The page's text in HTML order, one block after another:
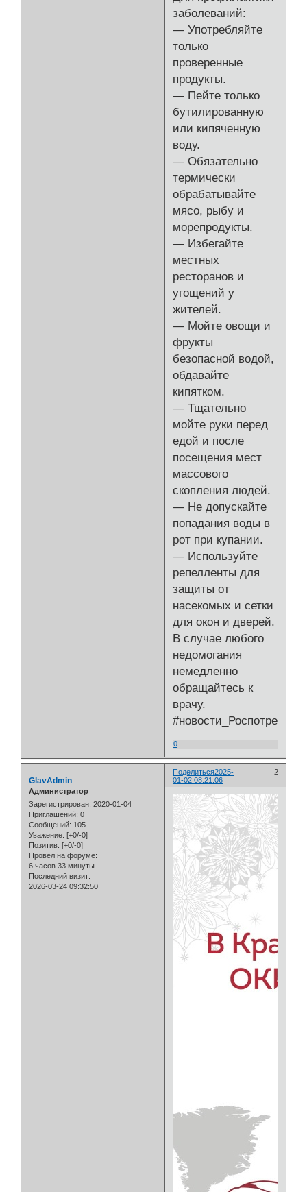
заболеваний:
— Употребляйте
только
проверенные
продукты.
— Пейте только
бутилированную
или кипяченную
воду.
— Обязательно
термически
обрабатывайте
мясо, рыбу и
морепродукты.
— Избегайте
местных
ресторанов и
угощений у
жителей.
— Мойте овощи и
фрукты
безопасной водой,
обдавайте
кипятком.
— Тщательно
мойте руки перед
едой и после
посещения мест
массового
скопления людей.
— Не допускайте
попадания воды в
рот при купании.
— Используйте
репелленты для
защиты от
насекомых и сетки
для окон и дверей.
В случае любого
недомогания
немедленно
обращайтесь к
врачу.
0
Поделиться 2
2025-
01-02 08:21:06
GlavAdmin
Администратор
Зарегистрирован: 2020-01-04
Приглашений: 0
Сообщений: 105
Уважение: [+0/-0]
Позитив: [+0/-0]
Провел на форуме:
6 часов 33 минуты
Последний визит:
2026-03-24 09:32:50